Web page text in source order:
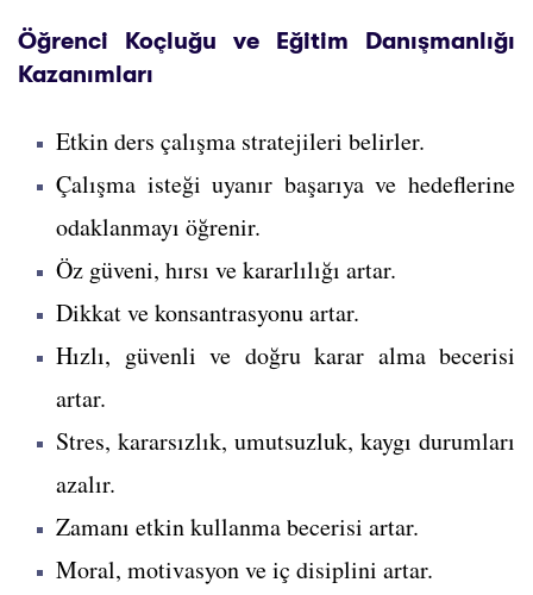
Öğrenci Koçluğu ve Eğitim Danışmanlığı
Kazanımları
Etkin ders çalışma stratejileri belirler.
Çalışma isteği uyanır başarıya ve hedeflerine
odaklanmayı öğrenir.
Öz güveni, hırsı ve kararlılığı artar.
Dikkat ve konsantrasyonu artar.
Hızlı, güvenli ve doğru karar alma becerisi
artar.
Stres, kararsızlık, umutsuzluk, kaygı durumları
azalır.
Zamanı etkin kullanma becerisi artar.
Moral, motivasyon ve iç disiplini artar.